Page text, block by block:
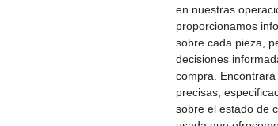
en nuestras
proporcionamos
sobre cada pieza,
decisiones
compra.
precisas,
sobre el estado de